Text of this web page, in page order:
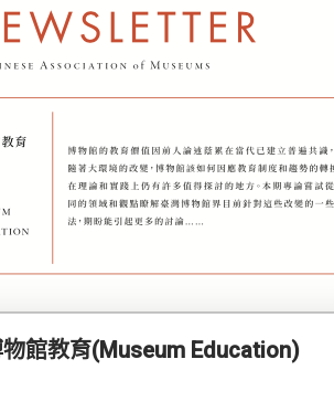
館教育(Museum Education)